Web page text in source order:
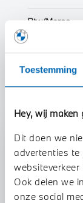
Toestemming
Hey, wij maken
Dit doen we
advertenties
Ook delen we
onze social
Uw motor
Btw/Marge
Toon alle